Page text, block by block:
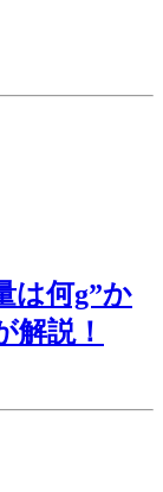
は何g”か
解説！